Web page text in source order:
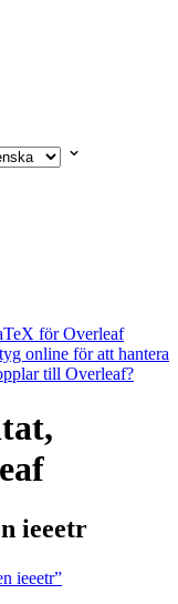
för Overleaf
online för att hantera
till Overleaf?
ieeetr
ieeetr”